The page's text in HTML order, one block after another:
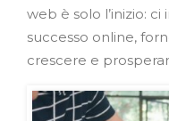
web è solo l’inizio:
successo online,
crescere e